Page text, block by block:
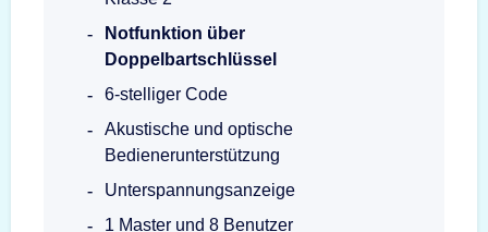
Notfunktion über
Doppelbartschlüssel
6-stelliger Code
Akustische und optische
Bedienerunterstützung
Unterspannungsanzeige
1 Master und 8 Benutzer